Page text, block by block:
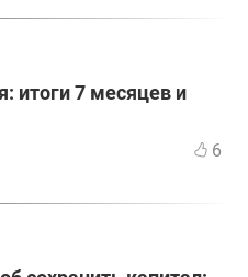
итоги 7 месяцев и
6